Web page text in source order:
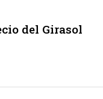
del Girasol